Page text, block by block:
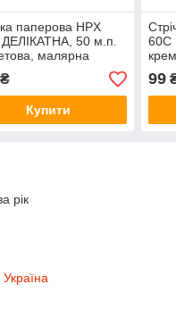
паперова HPX
50 м.п.
малярна
24 мм
Купити
60С
99
рік